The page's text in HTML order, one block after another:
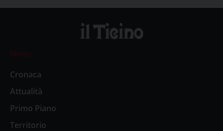
News
Cronaca
Attualità
Primo Piano
Territorio